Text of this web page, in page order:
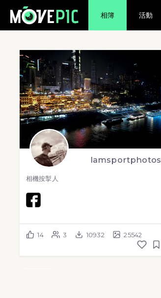
相簿 活動
lamsportphotos
相機按掣人
14 3 10932 25542